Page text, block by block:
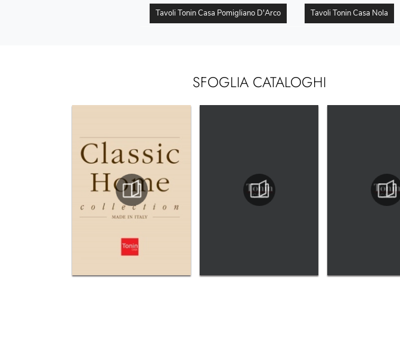
Tavoli Tonin Casa Pomigliano D'Arco Tavoli Tonin Casa Nola
SFOGLIA CATALOGHI